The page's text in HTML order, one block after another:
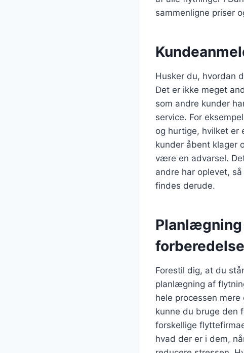
sammenligne priser
Husker du, hvordan
Det er ikke meget
som andre kunder
service. For
og hurtige, hvilket er
kunder åbent klager
være en advarsel.
andre har oplevet,
findes derude.
forberedelse
Forestil dig, at du
planlægning af
hele processen
kunne du bruge den
forskellige
hvad der er i dem,